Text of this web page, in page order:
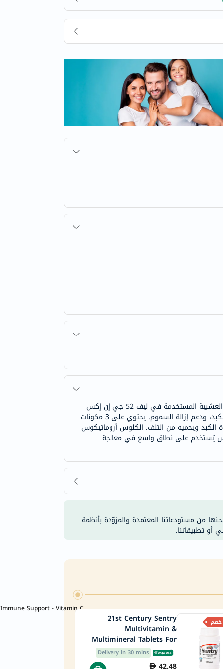
هيمالايا ليف 52 جي إن إكس أقراص هو تركيبة لحماية الكبد، يدعم الوظيفة المثالية للكبد وينظم إنزيمات الكبد. المستخلصات العشبية المستخدمة في ليف 52 جي إن إكس
معروفة بخصائصها مثل تحسين التمثيل الغذائي، الحماية من أضرار الجذور الحرة (كمضاد للأكسدة)، المساعدة في تجديد خلايا الكبد، ودعم إزالة السموم. يحتوي على 3 مكونات
الكبد ويحميه من التلف. الكلوس أروماتيكوس
يُستخدم على نطاق واسع في معالجة
من مستودعاتنا المعتمدة والمزوّدة بأنظمة
أو تطبيقاتنا.
Immune Support - Vitamin C
21st Century Sentry
Multivitamin &
Multimineral Tablets For
Overall Wellness, Pack of
130's
Delivery in 30 mins
42.48